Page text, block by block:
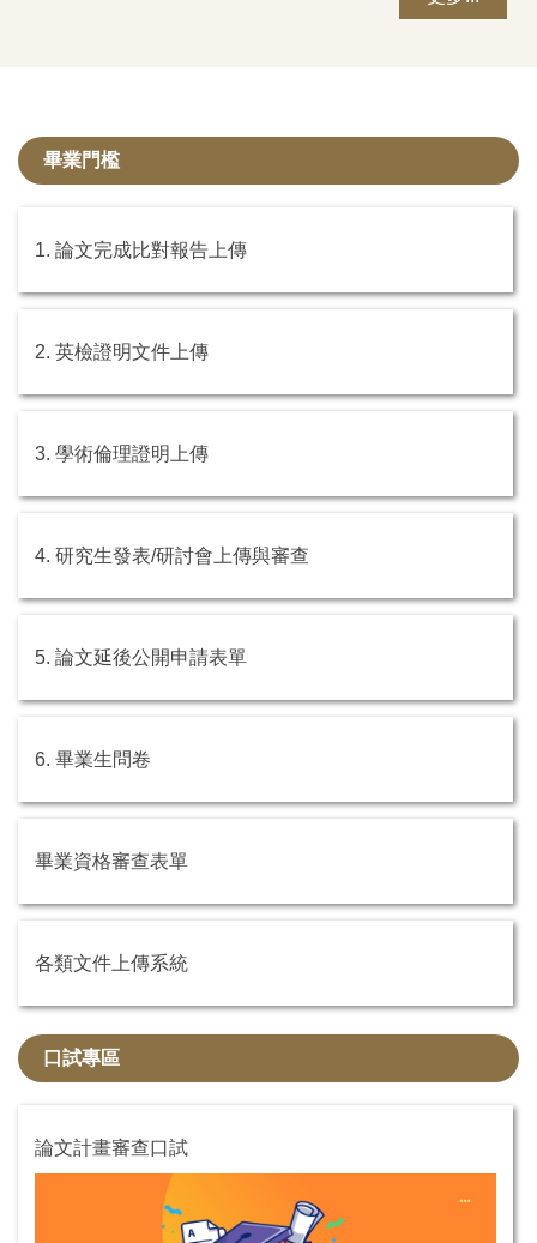
畢業門檻
1. 論文完成比對報告上傳
2. 英檢證明文件上傳
3. 學術倫理證明上傳
4. 研究生發表/研討會上傳與審查
5. 論文延後公開申請表單
6. 畢業生問卷
畢業資格審查表單
各類文件上傳系統
口試專區
論文計畫審查口試